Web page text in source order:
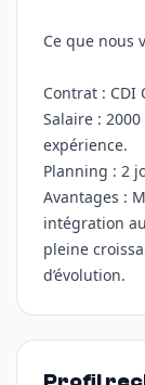
Ce que nous
Contrat : CDI
Salaire :
expérience.
Planning : 2
Avantages :
intégration
pleine
d’évolution.